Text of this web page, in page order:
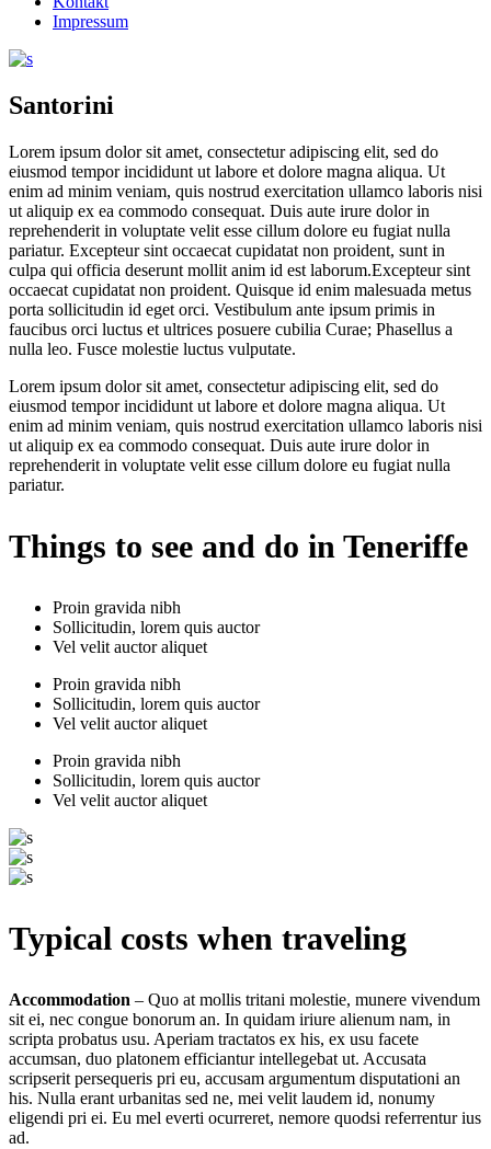
Impressum
Santorini
Lorem ipsum dolor sit amet, consectetur adipiscing elit, sed do
eiusmod tempor incididunt ut labore et dolore magna aliqua. Ut
enim ad minim veniam, quis nostrud exercitation ullamco laboris nisi
ut aliquip ex ea commodo consequat. Duis aute irure dolor in
reprehenderit in voluptate velit esse cillum dolore eu fugiat nulla
pariatur. Excepteur sint occaecat cupidatat non proident, sunt in
culpa qui officia deserunt mollit anim id est laborum.Excepteur sint
occaecat cupidatat non proident. Quisque id enim malesuada metus
porta sollicitudin id eget orci. Vestibulum ante ipsum primis in
faucibus orci luctus et ultrices posuere cubilia Curae; Phasellus a
nulla leo. Fusce molestie luctus vulputate.
Lorem ipsum dolor sit amet, consectetur adipiscing elit, sed do
eiusmod tempor incididunt ut labore et dolore magna aliqua. Ut
enim ad minim veniam, quis nostrud exercitation ullamco laboris nisi
ut aliquip ex ea commodo consequat. Duis aute irure dolor in
reprehenderit in voluptate velit esse cillum dolore eu fugiat nulla
pariatur.
Things to see and do in Teneriffe
Proin gravida nibh
Sollicitudin, lorem quis auctor
Vel velit auctor aliquet
Proin gravida nibh
Sollicitudin, lorem quis auctor
Vel velit auctor aliquet
Proin gravida nibh
Sollicitudin, lorem quis auctor
Vel velit auctor aliquet
Typical costs when traveling
Accommodation – Quo at mollis tritani molestie, munere vivendum
sit ei, nec congue bonorum an. In quidam iriure alienum nam, in
scripta probatus usu. Aperiam tractatos ex his, ex usu facete
accumsan, duo platonem efficiantur intellegebat ut. Accusata
scripserit persequeris pri eu, accusam argumentum disputationi an
his. Nulla erant urbanitas sed ne, mei velit laudem id, nonumy
eligendi pri ei. Eu mel everti ocurreret, nemore quodsi referrentur ius
ad.